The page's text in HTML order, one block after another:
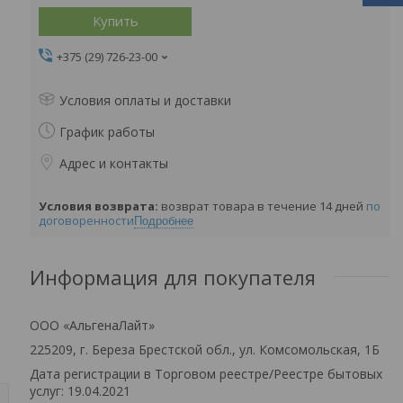
Купить
+375 (29) 726-23-00
Условия оплаты и доставки
График работы
Адрес и контакты
возврат товара в течение 14 дней по
договоренности Подробнее
Информация для покупателя
ООО «АльгенаЛайт»
225209, г. Береза Брестской обл., ул. Комсомольская, 1Б
Дата регистрации в Торговом реестре/Реестре бытовых
услуг: 19.04.2021